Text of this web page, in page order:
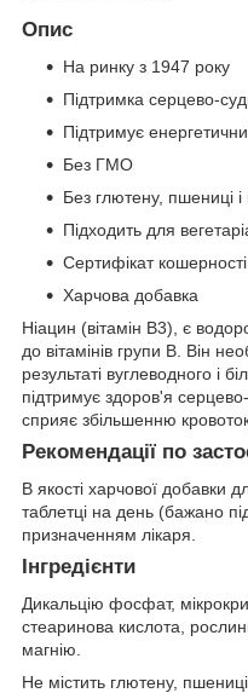
Опис
На ринку з 1947 року
Підтримка серцево-
Підтримує
Без ГМО
Без глютену, пшениці
Підходить для
Сертифікат
Харчова добавка
Ніацин (вітамін В3), є
до вітамінів групи В. Він
результаті вуглеводного і
підтримує здоров'я
сприяє збільшенню
Рекомендації по
В якості харчової добавки
таблетці на день (бажано
призначенням лікаря.
Інгредієнти
Дикальцію фосфат,
стеаринова кислота,
магнію.
Не містить глютену,